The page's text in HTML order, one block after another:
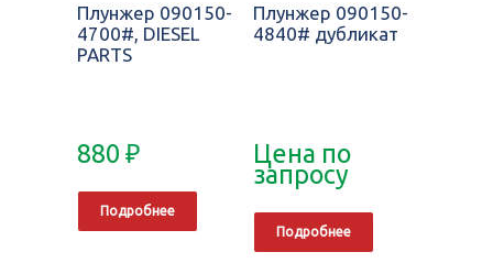
Плунжер 090150-
4700#, DIESEL
PARTS
880 ₽
Подробнее
Плунжер 090150-
4840# дубликат
Цена по
запросу
Подробнее